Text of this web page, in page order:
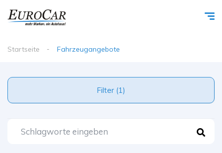
Startseite Fahrzeugangebote
Filter (1)